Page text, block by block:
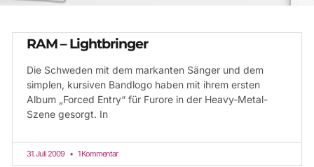
RAM – Lightbringer
Die Schweden mit dem markanten Sänger und dem
simplen, kursiven Bandlogo haben mit ihrem ersten
Album „Forced Entry“ für Furore in der Heavy-Metal-
Szene gesorgt. In
31. Juli 2009 1 Kommentar